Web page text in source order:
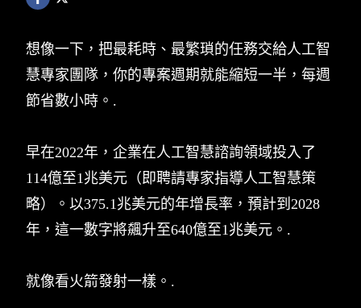
想像一下，把最耗時、最繁瑣的任務交給人工智
慧專家團隊，你的專案週期就能縮短一半，每週
節省數小時。.
早在2022年，企業在人工智慧諮詢領域投入了
114億至1兆美元（即聘請專家指導人工智慧策
略）。以375.1兆美元的年增長率，預計到2028
年，這一數字將飆升至640億至1兆美元。.
就像看火箭發射一樣。.